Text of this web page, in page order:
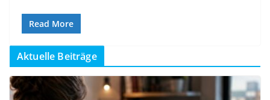
Read More
Aktuelle Beiträge